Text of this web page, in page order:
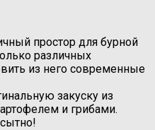
простор для бурной
различных
из него современные
закуску из
и грибами.